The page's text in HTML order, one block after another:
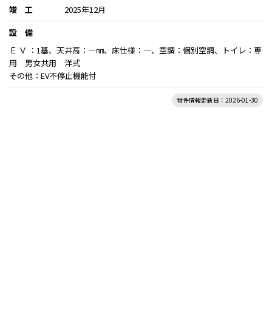
竣 工
2025年12月
設 備
Ｅ Ｖ ：1基、天井高：―㎜、床仕様：―、空調：個別空調、トイレ：専
用 男女共用 洋式
その他：EV不停止機能付
物件情報更新日：2026-01-30